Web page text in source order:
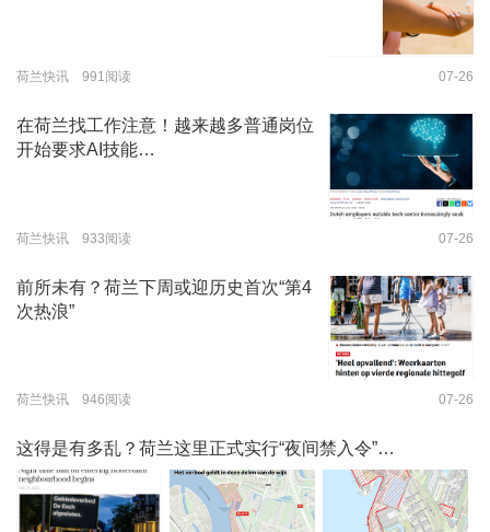
荷兰快讯 991阅读 07-26
在荷兰找工作注意！越来越多普通岗位
开始要求AI技能…
荷兰快讯 933阅读 07-26
前所未有？荷兰下周或迎历史首次“第4
次热浪”
荷兰快讯 946阅读 07-26
这得是有多乱？荷兰这里正式实行“夜间禁入令”…